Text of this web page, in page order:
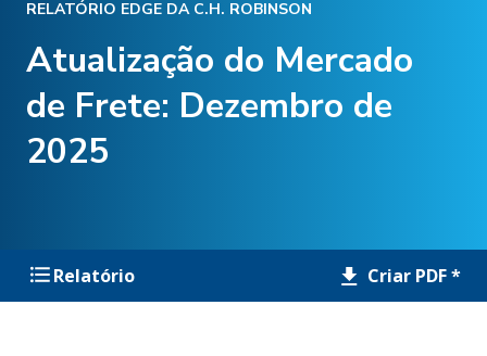
RELATÓRIO EDGE DA C.H. ROBINSON
Atualização do Mercado
de Frete: Dezembro de
2025
Relatório Criar PDF *